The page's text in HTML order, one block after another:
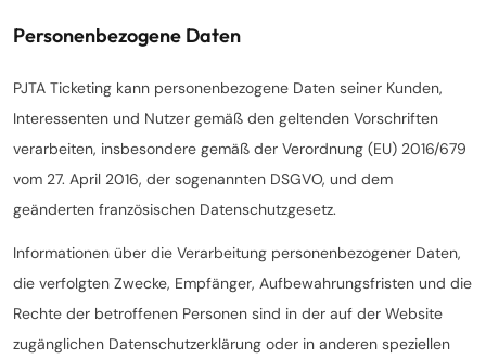
Personenbezogene Daten
PJTA Ticketing kann personenbezogene Daten seiner Kunden,
Interessenten und Nutzer gemäß den geltenden Vorschriften
verarbeiten, insbesondere gemäß der Verordnung (EU) 2016/679
vom 27. April 2016, der sogenannten DSGVO, und dem
geänderten französischen Datenschutzgesetz.
Informationen über die Verarbeitung personenbezogener Daten,
die verfolgten Zwecke, Empfänger, Aufbewahrungsfristen und die
Rechte der betroffenen Personen sind in der auf der Website
zugänglichen Datenschutzerklärung oder in anderen speziellen